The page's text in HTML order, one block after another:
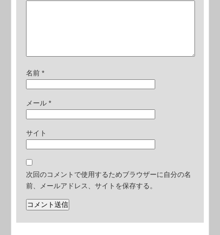
名前*
メール*
サイト
次回のコメントで使用するためブラウザーに自分の名
前、メールアドレス、サイトを保存する。